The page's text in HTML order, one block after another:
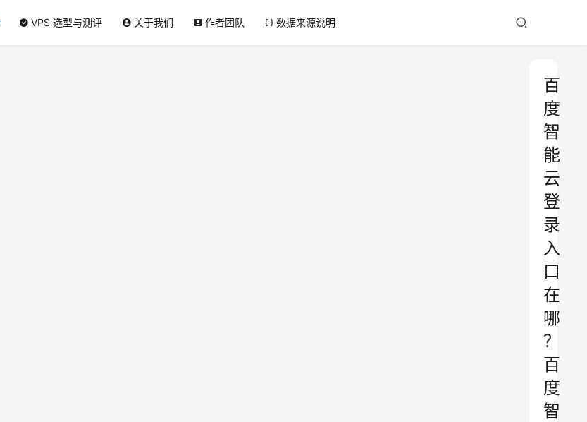
VPS 选型与测评 关于我们 作者团队 数据来源说明
百
度
智
能
云
登
录
入
口
在
哪
？
百
度
智